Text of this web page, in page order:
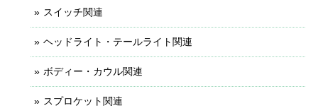
スイッチ関連
ヘッドライト・テールライト関連
ボディー・カウル関連
スプロケット関連